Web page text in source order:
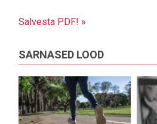
Salvesta PDF! »
SARNASED LOOD